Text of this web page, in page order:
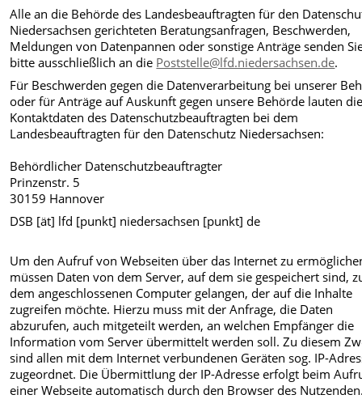
Alle an die Behörde des Landesbeauftragten für den
Niedersachsen gerichteten Beratungsanfragen, Beschwerden,
Meldungen von Datenpannen oder sonstige Anträge senden
bitte ausschließlich an die Poststelle@lfd.niedersachsen.de.
Für Beschwerden gegen die Datenverarbeitung bei unserer
oder für Anträge auf Auskunft gegen unsere Behörde lauten
Kontaktdaten des Datenschutzbeauftragten bei dem
Landesbeauftragten für den Datenschutz Niedersachsen:
Behördlicher Datenschutzbeauftragter
Prinzenstr. 5
30159 Hannover
DSB [ät] lfd [punkt] niedersachsen [punkt] de
Um den Aufruf von Webseiten über das Internet zu
müssen Daten von dem Server, auf dem sie gespeichert sind,
dem angeschlossenen Computer gelangen, der auf die Inhalte
zugreifen möchte. Hierzu muss mit der Anfrage, die Daten
abzurufen, auch mitgeteilt werden, an welchen Empfänger die
Information vom Server übermittelt werden soll. Zu diesem
sind allen mit dem Internet verbundenen Geräten sog. IP-
zugeordnet. Die Übermittlung der IP-Adresse erfolgt beim
einer Webseite automatisch durch den Browser des